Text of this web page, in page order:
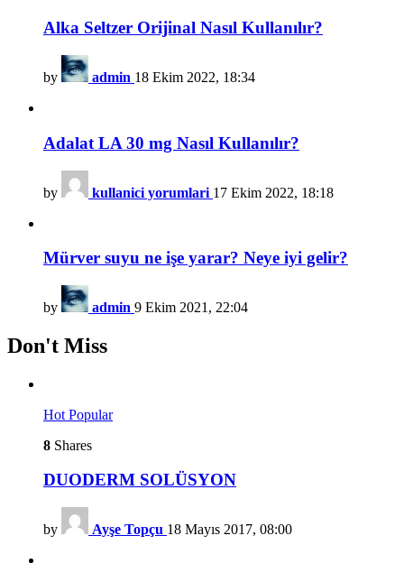
Alka Seltzer Orijinal Nasıl Kullanılır?
by admin 18 Ekim 2022, 18:34
Adalat LA 30 mg Nasıl Kullanılır?
by kullanici yorumlari 17 Ekim 2022, 18:18
Mürver suyu ne işe yarar? Neye iyi gelir?
by admin 9 Ekim 2021, 22:04
Don't Miss
Hot Popular
8 Shares
DUODERM SOLÜSYON
by Ayşe Topçu 18 Mayıs 2017, 08:00